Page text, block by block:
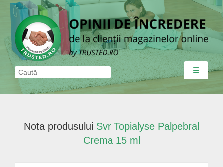
☰
Nota produsului Svr Topialyse Palpebral
Crema 15 ml